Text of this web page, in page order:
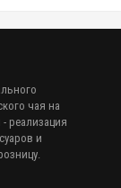
чая на
реализация
и